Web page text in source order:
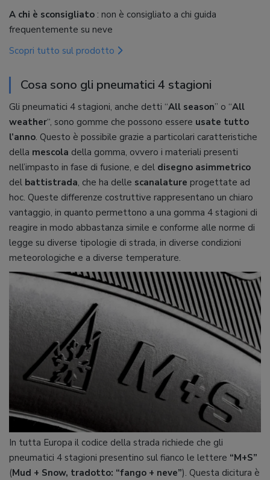
A chi è sconsigliato : non è consigliato a chi guida
frequentemente su neve
Scopri tutto sul prodotto
Cosa sono gli pneumatici 4 stagioni
Gli pneumatici 4 stagioni, anche detti “All season” o “All
weather“, sono gomme che possono essere usate tutto
l’anno. Questo è possibile grazie a particolari caratteristiche
della mescola della gomma, ovvero i materiali presenti
nell’impasto in fase di fusione, e del disegno asimmetrico
del battistrada, che ha delle scanalature progettate ad
hoc. Queste differenze costruttive rappresentano un chiaro
vantaggio, in quanto permettono a una gomma 4 stagioni di
reagire in modo abbastanza simile e conforme alle norme di
legge su diverse tipologie di strada, in diverse condizioni
meteorologiche e a diverse temperature.
In tutta Europa il codice della strada richiede che gli
pneumatici 4 stagioni presentino sul fianco le lettere “M+S”
(Mud + Snow, tradotto: “fango + neve”). Questa dicitura è